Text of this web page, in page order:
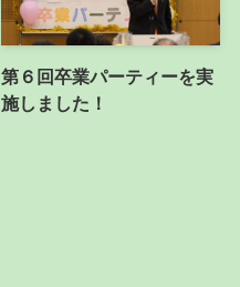
第６回卒業パーティーを実
施しました！